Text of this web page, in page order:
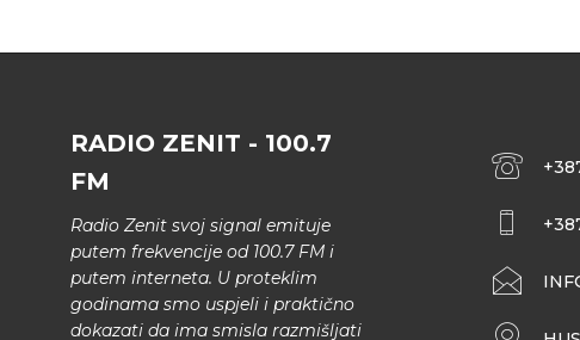
RADIO ZENIT - 100.7
FM
Radio Zenit svoj signal emituje
putem frekvencije od 100.7 FM i
putem interneta. U proteklim
godinama smo uspjeli i praktično
dokazati da ima smisla razmišljati